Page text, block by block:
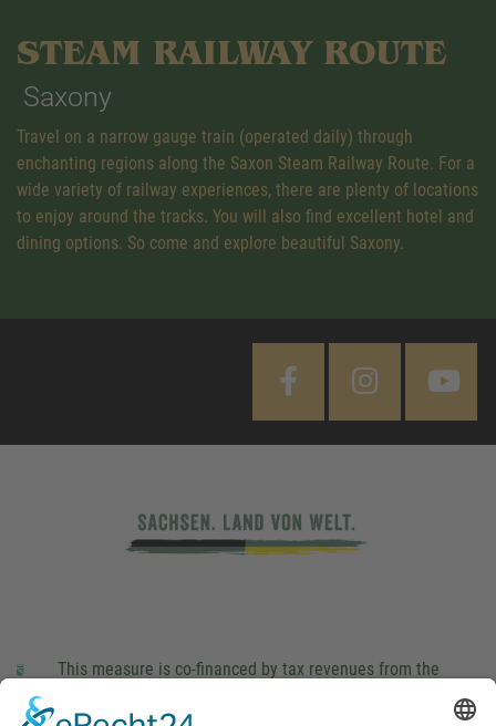
STEAM RAILWAY ROUTE
Saxony
Travel on a narrow gauge train (operated daily) through
enchanting regions along the Saxon Steam Railway Route. For a
wide variety of railway experiences, there are plenty of locations
to enjoy around the tracks. You will also find excellent hotel and
dining options. So come and explore beautiful Saxony.
This measure is co-financed by tax revenues from the